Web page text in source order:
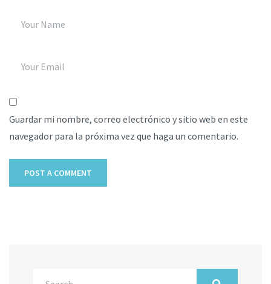
Guardar mi nombre, correo electrónico y sitio web en este
navegador para la próxima vez que haga un comentario.